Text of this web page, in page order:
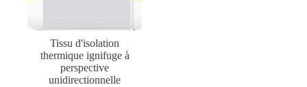
Tissu d'isolation
thermique ignifuge à
perspective
unidirectionnelle